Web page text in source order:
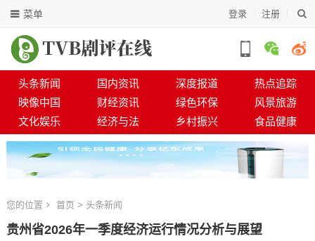
登录 注册
菜单
头条新闻 国内资讯 深度报道
热点追踪
映像中国
财经资讯 绿色环保
风景旅游
文化娱乐
经济与法 乡村振兴 食品健康
您的位置 首页 > 头条新闻
贵州省2026年一季度经济运行情况分析与展望